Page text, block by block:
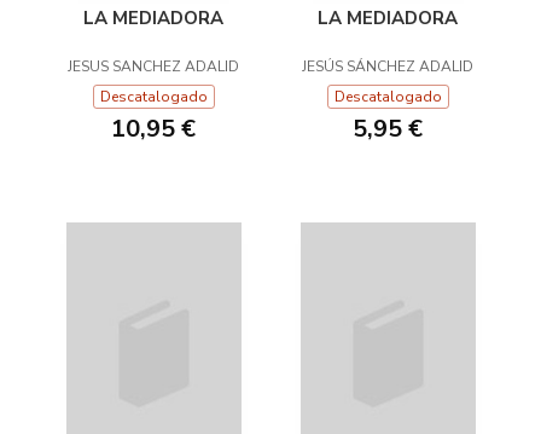
LA MEDIADORA
JESUS SANCHEZ ADALID
Descatalogado
10,95 €
LA MEDIADORA
JESÚS SÁNCHEZ ADALID
Descatalogado
5,95 €